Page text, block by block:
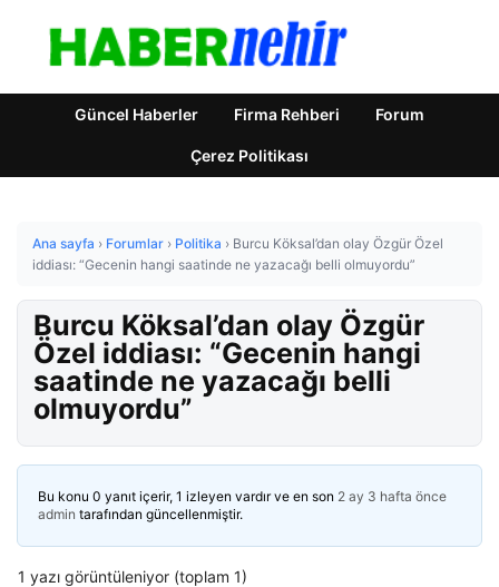
Güncel Haberler Firma Rehberi Forum
Çerez Politikası
Ana sayfa › Forumlar › Politika › Burcu Köksal’dan olay Özgür Özel
iddiası: “Gecenin hangi saatinde ne yazacağı belli olmuyordu”
Burcu Köksal’dan olay Özgür
Özel iddiası: “Gecenin hangi
saatinde ne yazacağı belli
olmuyordu”
Bu konu 0 yanıt içerir, 1 izleyen vardır ve en son 2 ay 3 hafta önce
admin tarafından güncellenmiştir.
1 yazı görüntüleniyor (toplam 1)